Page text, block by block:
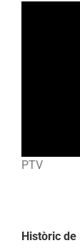
PTV
Històric de